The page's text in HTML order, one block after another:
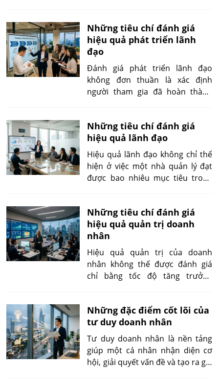
Những tiêu chí đánh giá
hiệu quả phát triển lãnh
đạo
Đánh giá phát triển lãnh đạo
không đơn thuần là xác định
người tham gia đã hoàn thành
hỏi quan trọng hơn là: năng lực
nào đã được cải thiện, hành vi
lãnh đạo nào thực sự thay đổi
trong công việc và những thay đổi
đó tạo ra kết quả gì cho đội ngũ,
đơn vị và tổ chức?
Những tiêu chí đánh giá
hiệu quả lãnh đạo
Hiệu quả lãnh đạo không chỉ thể
hiện ở việc một nhà quản lý đạt
được bao nhiêu mục tiêu trong
nhưng đồng thời làm suy giảm
năng lực đội ngũ, tăng tỷ lệ nghỉ
việc hoặc khiến tổ chức phụ
thuộc quá mức vào cá nhân
mình. Ngược lại, một lãnh đạo
được nhân viên yêu quý chưa
chắc đã điều hành hiệu quả nếu
tránh trách nhiệm hoặc không
chuyển hóa nguồn lực thành kết
Những tiêu chí đánh giá
hiệu quả quản trị doanh
nhân
Hiệu quả quản trị của doanh
nhân không thể được đánh giá
chỉ bằng tốc độ tăng trưởng
doanh tốt trong ngắn hạn chưa
chắc đã phản ánh năng lực quản
trị bền vững nếu hệ thống vận
hành còn phụ thuộc quá nhiều
vào cá nhân người lãnh đạo.
Những đặc điểm cốt lõi của
tư duy doanh nhân
Tư duy doanh nhân là nền tảng
giúp một cá nhân nhận diện cơ
hội, giải quyết vấn đề và tạo ra giá